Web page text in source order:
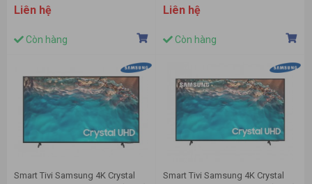
(Model 2022)
Liên hệ
Còn hàng
Liên hệ
Còn hàng
Smart Tivi Samsung 4K Crystal
Smart Tivi Samsung 4K Crystal